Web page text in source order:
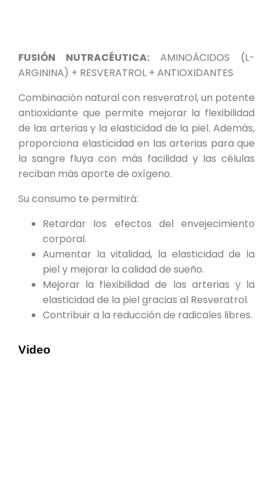
FUSIÓN NUTRACÉUTICA: AMINOÁCIDOS (L-
ARGININA) + RESVERATROL + ANTIOXIDANTES
Combinación natural con resveratrol, un potente
antioxidante que permite mejorar la flexibilidad
de las arterias y la elasticidad de la piel. Además,
proporciona elasticidad en las arterias para que
la sangre fluya con más facilidad y las células
reciban más aporte de oxígeno.
Su consumo te permitirá:
Retardar los efectos del envejecimiento
corporal.
Aumentar la vitalidad, la elasticidad de la
piel y mejorar la calidad de sueño.
Mejorar la flexibilidad de las arterias y la
elasticidad de la piel gracias al Resveratrol.
Contribuir a la reducción de radicales libres.
Video